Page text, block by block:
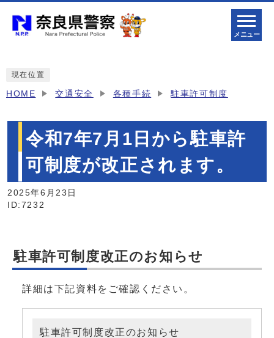
メニュー
現在位置
HOME 交通安全 各種手続 駐車許可制度
令和7年7月1日から駐車許
可制度が改正されます。
2025年6月23日
ID:7232
駐車許可制度改正のお知らせ
詳細は下記資料をご確認ください。
駐車許可制度改正のお知らせ